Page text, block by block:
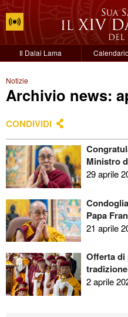
Il Dalai Lama Calendario
Notizie
Archivio news:
CONDIVIDI
Ministro
29 aprile
Papa
21 aprile
Offerta di
2 aprile